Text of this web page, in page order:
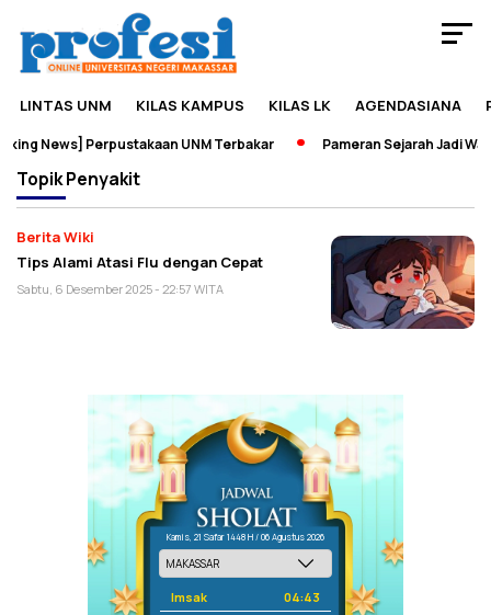
LINTAS UNM KILAS KAMPUS KILAS LK AGENDASIANA
News] Perpustakaan UNM Terbakar Pameran Sejarah Jadi
TopikPenyakit
Berita Wiki
Tips Alami Atasi Flu dengan Cepat
Sabtu, 6 Desember 2025 - 22:57 WITA
Kamis, 21 Safar 1448 H / 06 Agustus 2026
Imsak 04:43